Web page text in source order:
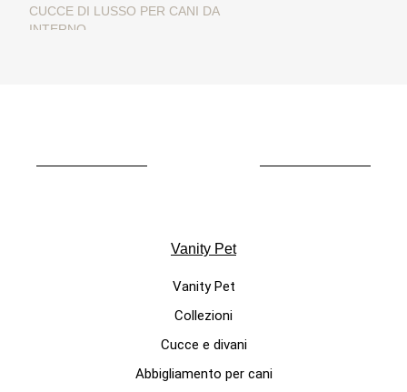
CUCCE DI LUSSO PER CANI DA
INTERNO
BORSE TAPPETINO DA VIAGGIO
Vanity Pet
Vanity Pet
Collezioni
Cucce e divani
Abbigliamento per cani